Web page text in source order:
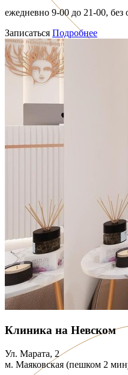
ежедневно 9-00 до 21-00,
Записаться Подробнее
Клиника на Невском
Ул. Марата, 2
м. Маяковская (пешком 2